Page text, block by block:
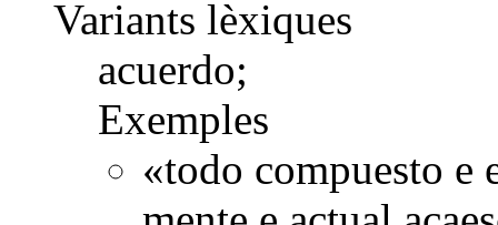
Variants lèxiques
acuerdo;
Exemples
«todo compuesto e